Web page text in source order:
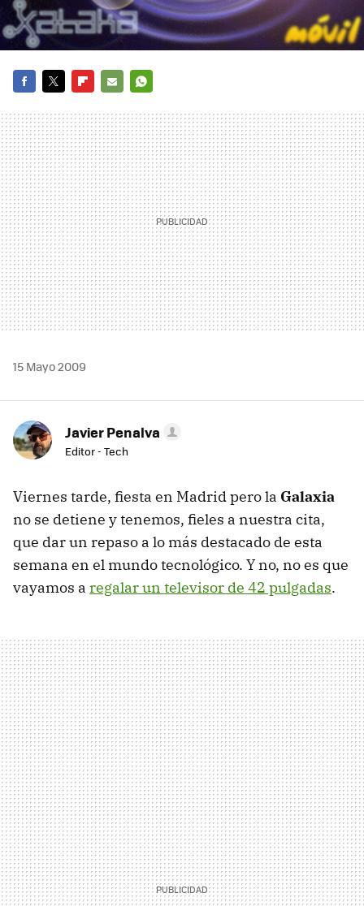
MAIL
15 Mayo 2009
Javier Penalva
Editor - Tech
Viernes tarde, fiesta en Madrid pero la Galaxia
no se detiene y tenemos, fieles a nuestra cita,
que dar un repaso a lo más destacado de esta
semana en el mundo tecnológico. Y no, no es que
vayamos a regalar un televisor de 42 pulgadas.